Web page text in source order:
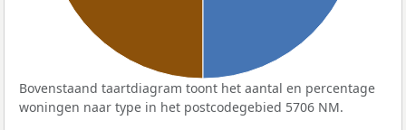
Bovenstaand taartdiagram toont het aantal en percentage
woningen naar type in het postcodegebied 5706 NM.